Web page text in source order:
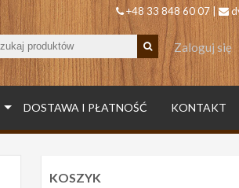
+48 33 848 60 07 |
Zaloguj się
DOSTAWA I PŁATNOŚĆ KONTAKT
KOSZYK